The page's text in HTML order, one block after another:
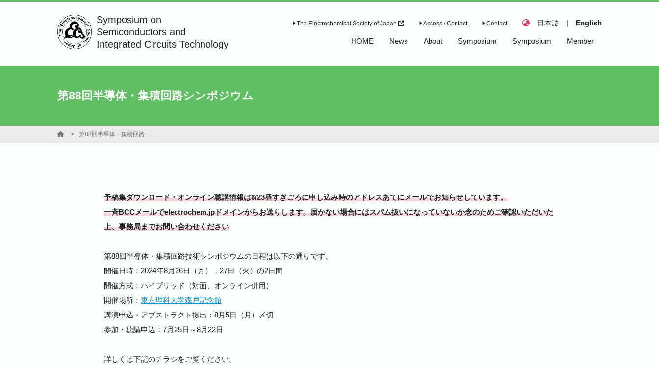
Symposium on
Semiconductors and
Integrated Circuits Technology
The Electrochemical Society of Japan Access / Contact Contact 日本語 | English
HOME News About Symposium
Awards
Symposium Member
第88回半導体・集積回路シンポジウム
第88回半導体・集積回路シンポジウム
予稿集ダウンロード・オンライン聴講情報は8/23昼すぎごろに申し込み時のアドレスあてにメールでお知らせしています。
一斉BCCメールでelectrochem.jpドメインからお送りします。届かない場合にはスパム扱いになっていないか念のためご確認いただいた
上、事務局までお問い合わせください
第88回半導体・集積回路技術シンポジウムの日程は以下の通りです。
開催日時： 2024年8月26日（月）， 27日（火）の2日間
開催方式：ハイブリッド（対面、オンライン併用）
開催場所： 東京理科大学森戸記念館
講演申込・アブストラクト提出：8月5日（月）〆切
参加・聴講申込：7月25日～8月22日
詳しくは下記のチラシをご覧ください。